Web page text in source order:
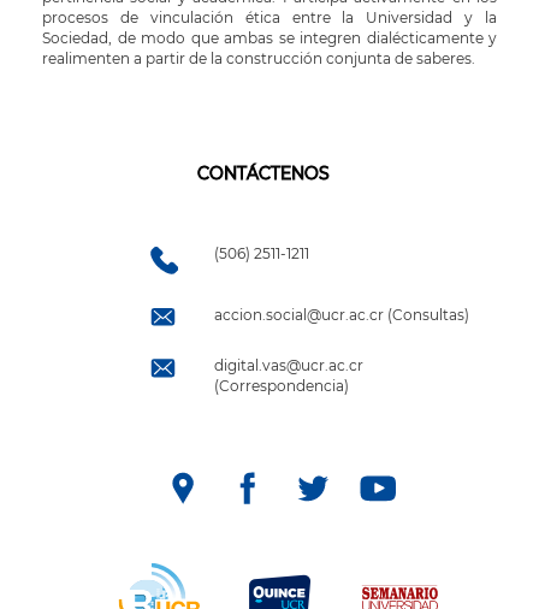
procesos de vinculación ética entre la Universidad y la
Sociedad, de modo que ambas se integren dialécticamente y
realimenten a partir de la construcción conjunta de saberes.
CONTÁCTENOS
(506) 2511-1211
accion.social@ucr.ac.cr (Consultas)
digital.vas@ucr.ac.cr
(Correspondencia)